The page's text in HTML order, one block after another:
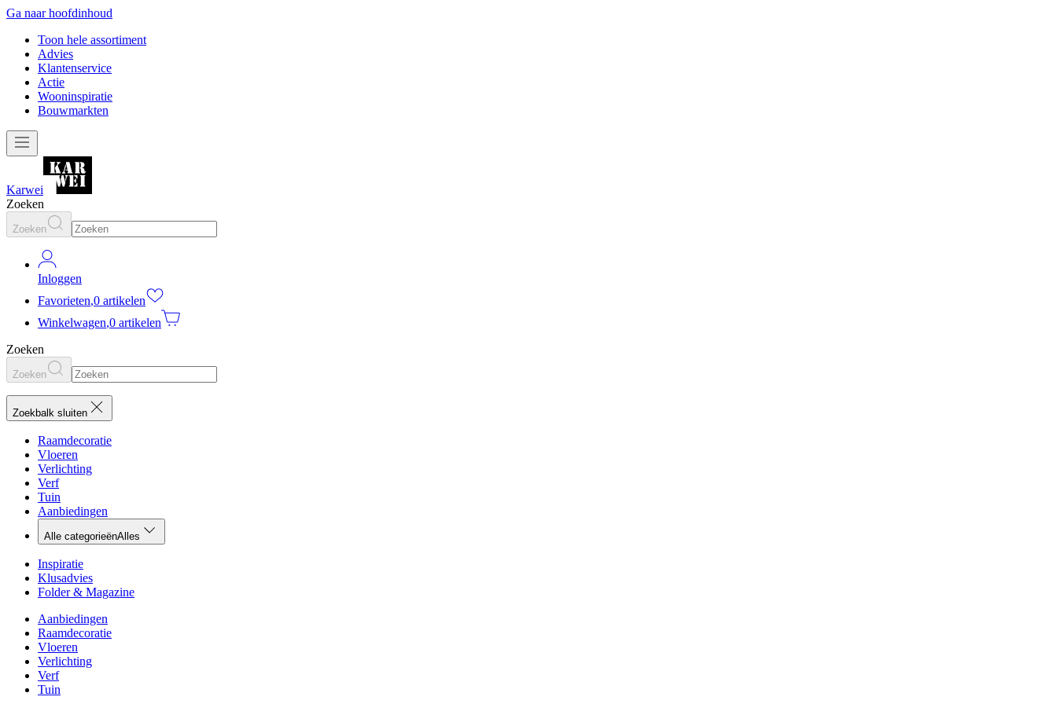
Ga naar hoofdinhoud
Toon hele assortiment
Advies
Klantenservice
Actie
Wooninspiratie
Bouwmarkten
Karwei
Zoeken
Zoeken
Inloggen
Favorieten,0 artikelen
Winkelwagen,0 artikelen
Zoeken
Zoeken
Zoekbalk sluiten
Raamdecoratie
Vloeren
Verlichting
Verf
Tuin
Aanbiedingen
Alle categorieënAlles
Inspiratie
Klusadvies
Folder & Magazine
Aanbiedingen
Raamdecoratie
Vloeren
Verlichting
Verf
Tuin